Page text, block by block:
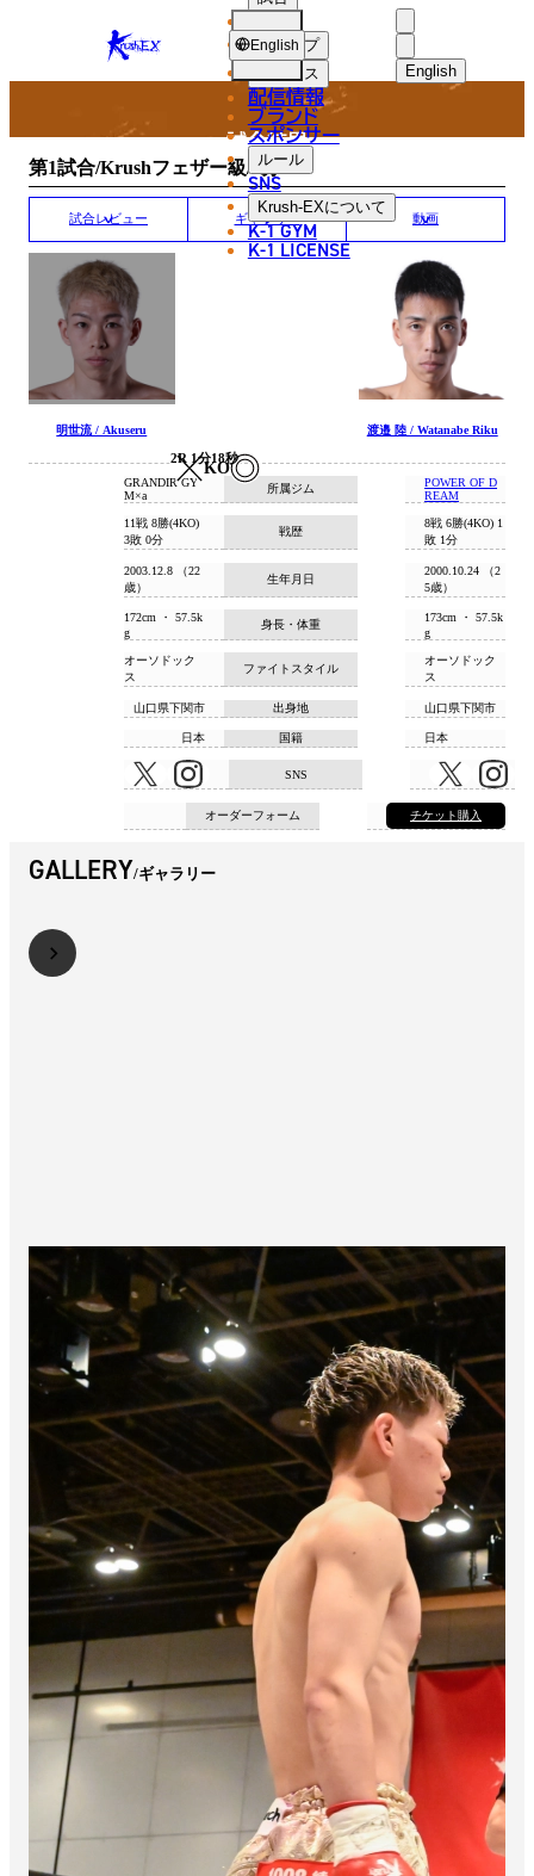
KRUSH-
EX
English
한국어
中文（简体
中文（繁體
ショップ
ニュース
配信情報
ブランド
スポンサー
ルール
SNS
Krush-EXについて
K-1 GYM
K-1 LICENSE
English
MATCH RESULT
試合結果
第1試合/Krushフェザー級/3分3R
試合レビュー ギャラリー 動画
明世流 / Akuseru
KO
2R 1分18秒
渡邉 陸 / Watanabe Riku
所属ジム
GRANDIR GY
M×a
POWER OF D
REAM
戦歴
11戦 8勝(4KO)
3敗 0分
8戦 6勝(4KO) 1
敗 1分
生年月日
2003.12.8 （22
歳）
2000.10.24 （2
5歳）
身長・体重
172cm ・ 57.5k
g
173cm ・ 57.5k
g
ファイトスタイル
オーソドック
ス
オーソドック
ス
出身地
山口県下関市 山口県下関市
国籍
日本 日本
SNS
オーダーフォーム チケット購入
GALLERY ギャラリー